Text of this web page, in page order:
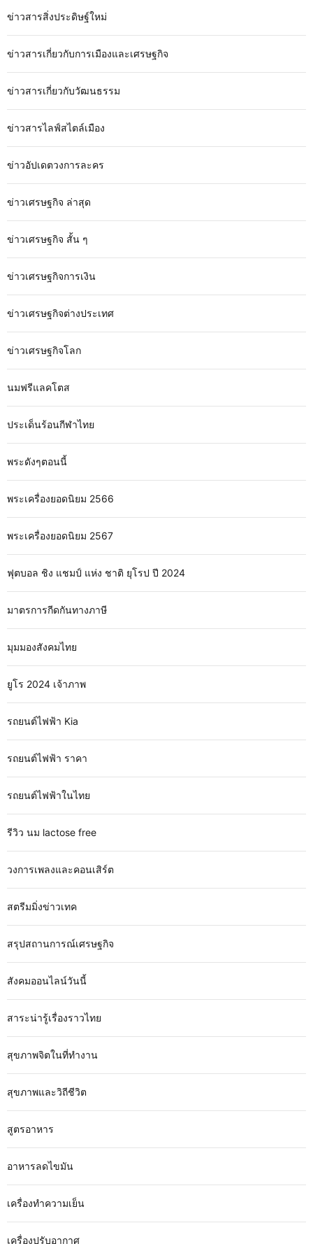
ข่าวสารสิ่งประดิษฐ์ใหม่
ข่าวสารเกี่ยวกับการเมืองและเศรษฐกิจ
ข่าวสารเกี่ยวกับวัฒนธรรม
ข่าวสารไลฟ์สไตล์เมือง
ข่าวอัปเดตวงการละคร
ข่าวเศรษฐกิจ ล่าสุด
ข่าวเศรษฐกิจ สั้น ๆ
ข่าวเศรษฐกิจการเงิน
ข่าวเศรษฐกิจต่างประเทศ
ข่าวเศรษฐกิจโลก
นมฟรีแลคโตส
ประเด็นร้อนกีฬาไทย
พระดังๆตอนนี้
พระเครื่องยอดนิยม 2566
พระเครื่องยอดนิยม 2567
ฟุตบอล ชิง แชมป์ แห่ง ชาติ ยุโรป ปี 2024
มาตรการกีดกันทางภาษี
มุมมองสังคมไทย
ยูโร 2024 เจ้าภาพ
รถยนต์ไฟฟ้า Kia
รถยนต์ไฟฟ้า ราคา
รถยนต์ไฟฟ้าในไทย
รีวิว นม lactose free
วงการเพลงและคอนเสิร์ต
สตรีมมิ่งข่าวเทค
สรุปสถานการณ์เศรษฐกิจ
สังคมออนไลน์วันนี้
สาระน่ารู้เรื่องราวไทย
สุขภาพจิตในที่ทำงาน
สุขภาพและวิถีชีวิต
สูตรอาหาร
อาหารลดไขมัน
เครื่องทำความเย็น
เครื่องปรับอากาศ